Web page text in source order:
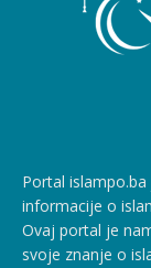
Portal
informacije o
Ovaj portal je
svoje znanje o